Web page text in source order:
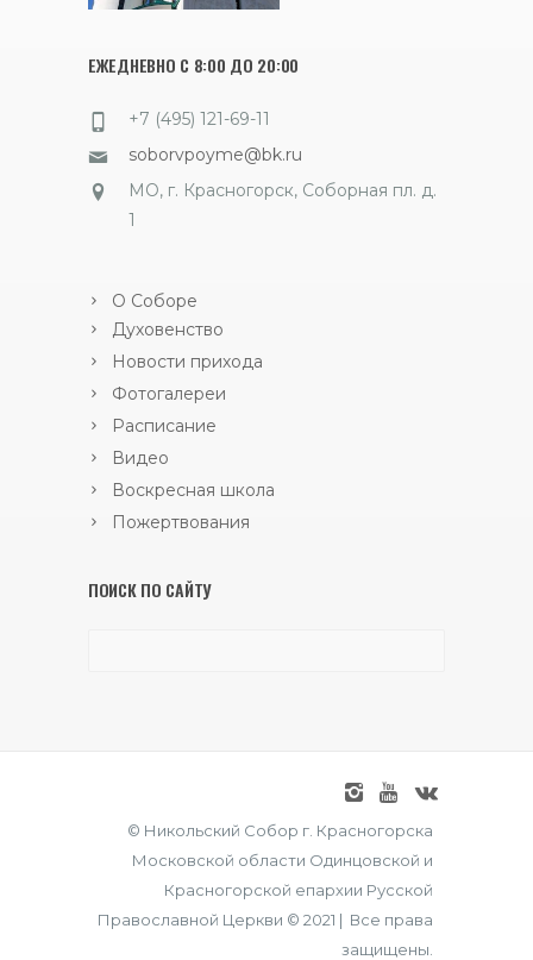
ЕЖЕДНЕВНО С 8:00 ДО 20:00
+7 (495) 121-69-11
soborvpoyme@bk.ru
МО, г. Красногорск, Соборная пл. д.
1
О Соборе
Духовенство
Новости прихода
Фотогалереи
Расписание
Видео
Воскресная школа
Пожертвования
ПОИСК ПО САЙТУ
© Никольский Собор г. Красногорска
Московской области Одинцовской и
Красногорской епархии Русской
Православной Церкви © 2021 | Все права
защищены.